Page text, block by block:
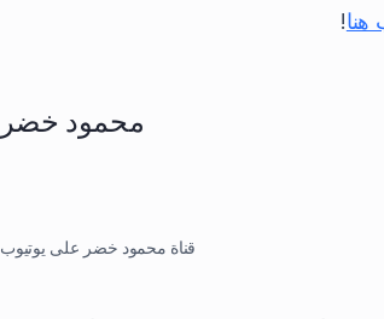
!
محمود خضر
قناة محمود خضر على يوتيوب